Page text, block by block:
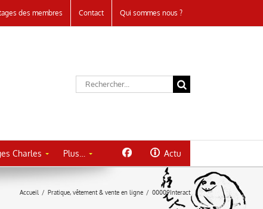
des membres Contact Qui sommes nous ?
Rechercher:
Charles Plus… Actu
Accueil / Pratique, vêtement & vente en ligne / 00009Interact